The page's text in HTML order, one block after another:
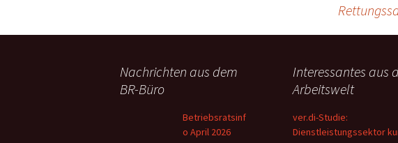
Nachrichten aus dem
BR-Büro
Betriebsratsinf
o April 2026
Interessantes aus
Arbeitswelt
ver.di-Studie:
Dienstleistungssektor